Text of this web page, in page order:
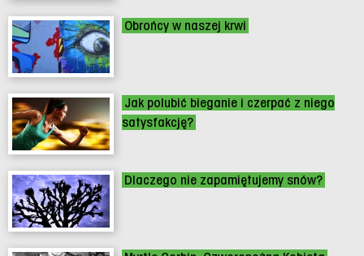
Obrońcy w naszej krwi
Jak polubić bieganie i czerpać z niego
satysfakcję?
Dlaczego nie zapamiętujemy snów?